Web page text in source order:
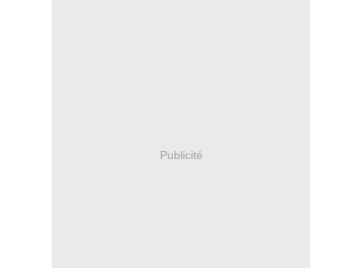
Publicité